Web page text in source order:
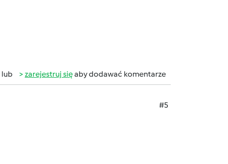
lub zarejestruj sięaby dodawać komentarze
#5